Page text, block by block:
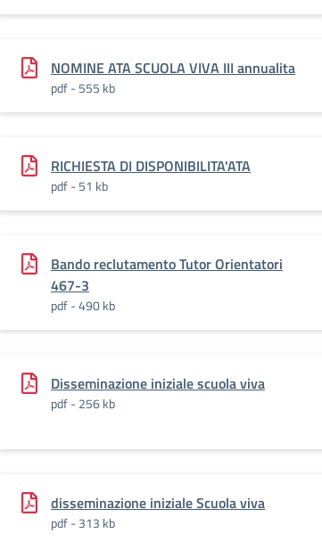
NOMINE ATA SCUOLA VIVA III annualita
pdf - 555 kb
RICHIESTA DI DISPONIBILITA'ATA
pdf - 51 kb
Bando reclutamento Tutor Orientatori
467-3
pdf - 490 kb
Disseminazione iniziale scuola viva
pdf - 256 kb
disseminazione iniziale Scuola viva
pdf - 313 kb